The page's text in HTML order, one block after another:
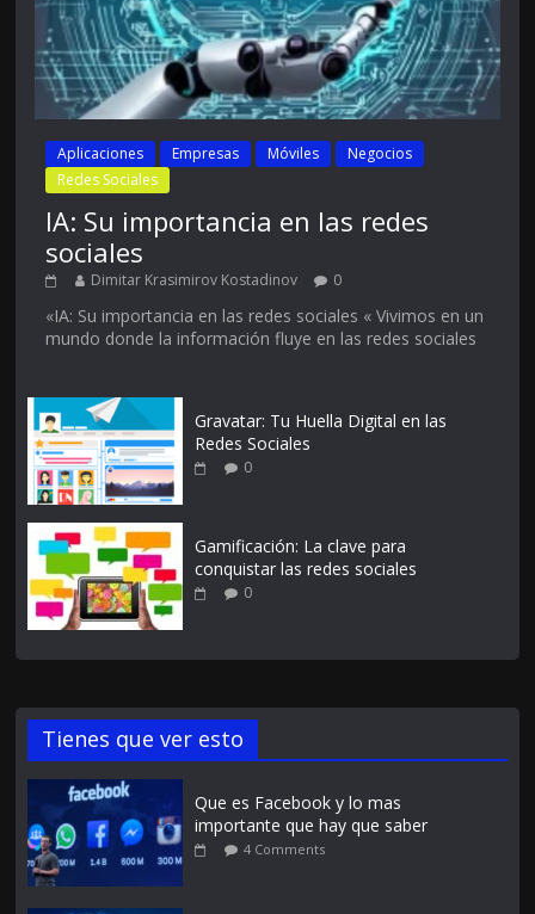
Aplicaciones Empresas Móviles
Negocios
Redes Sociales
IA: Su importancia en las redes
sociales
Dimitar Krasimirov Kostadinov 0
«IA: Su importancia en las redes sociales « Vivimos en un
mundo donde la información fluye en las redes sociales
Gravatar: Tu Huella Digital en las
Redes Sociales
0
Gamificación: La clave para
conquistar las redes sociales
0
Tienes que ver esto
Que es Facebook y lo mas
importante que hay que saber
4 Comments